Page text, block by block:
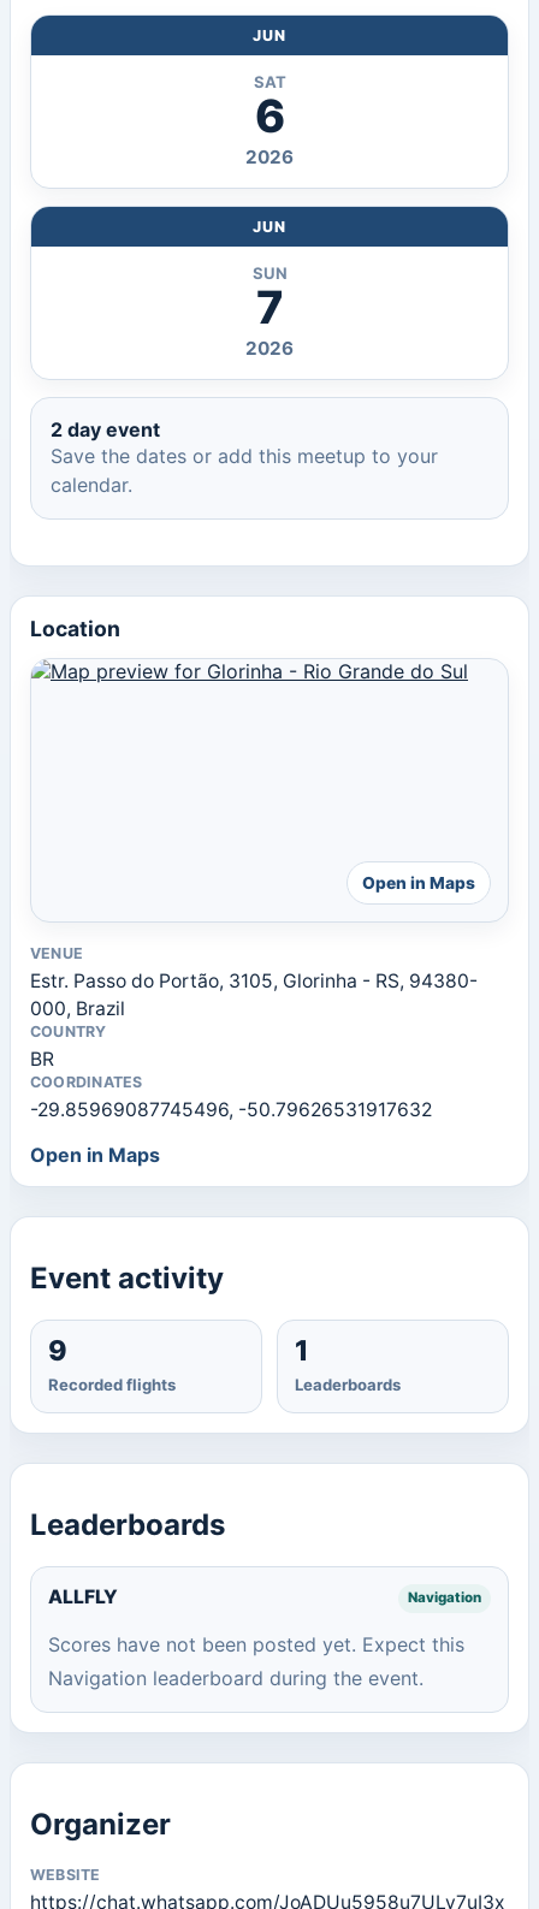
JUN
SAT
6
2026
JUN
SUN
7
2026
2 day event
Save the dates or add this meetup to your
calendar.
Location
Open in Maps
VENUE
Estr. Passo do Portão, 3105, Glorinha - RS, 94380-
000, Brazil
COUNTRY
BR
COORDINATES
-29.85969087745496, -50.79626531917632
Open in Maps
Event activity
9
Recorded flights
1
Leaderboards
Leaderboards
ALLFLY Navigation
Scores have not been posted yet. Expect this
Navigation leaderboard during the event.
Organizer
WEBSITE
https://chat.whatsapp.com/JoADUu5958u7ULy7uI3x